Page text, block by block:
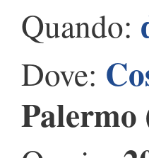
Quando:
Dove:
Palermo